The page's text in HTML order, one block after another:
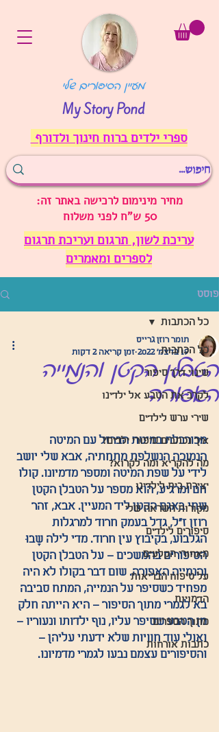
מעיין הסיפורים שלי
My Story Pond
ספרי ילדים ברוח חינוך ולדורף
עריכת לשון, תרגום ועריכת תרגום
לספרים ומאמרים
מחיר מינימום לרכישה באתר זה:
50 ש"ח לפני משלוח
פוסט
כל הכתבות
שינוי דרך סיפור
לקרב את הטבע אל ילדינו
שירי ערש לילדים
איך נכתבים סיפורי ילדים?
מה להקריא ומה לקרוא?
יצירת בית לילדינו
מקורות השראה שלי
סיפורים לילדים
מאחורי הקלעים
על טיפוח הבריאות
הדמויות
מתוך הספרים
כתבות אורחות
כל הכתבות
הטבלן הקטן והנמייה
האפורה
תומר רוזן גרייס
19 בדצמ׳ 2022
זמן קריאה 2 דקות
מכורבלת במיטת הברזל עם המיטה
הנמוכה הנשלפת מתחתיה, אבא שלי יושב
לידי על שפת המיטה ומספר מדמיונו. קולו
חם ומרגיע, הוא מספר על הטבלן הקטן
שחי באגם הקטן ליד המעיין. אבא, זהר
רוזן ז"ל, גדל בעמק חרוד למרגלות
הגלבוע, בקיבוץ עין חרוד. מדי לילה שָבוּ
הסיפורים בהמשכים – על הטבלן הקטן
והנמייה האפורה. שום דבר בקולו לא היה
מפחיד כשסיפר על הנמייה, המתח סביבה
בא לגמרי מתוך הסיפור – היא הייתה חלק
מן הטבע שסיפר עליו, נוף ילדותו ונעוריו –
ואולי עוד חוויות שלא ידעתי עליהן –
והסיפורים עצמם נבעו לגמרי מדמיונו.